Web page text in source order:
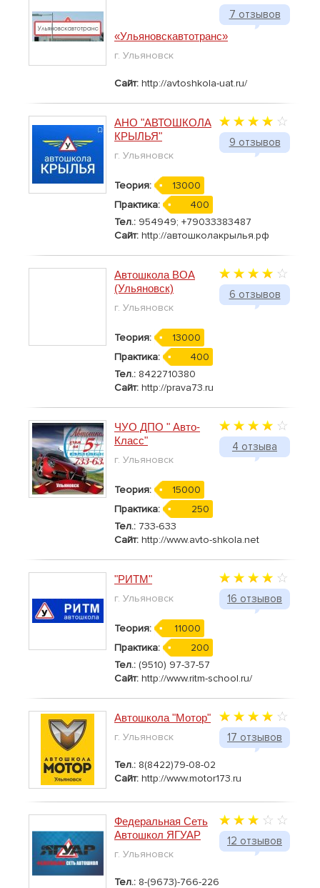
7 отзывов
«Ульяновскавтотранс»
г. Ульяновск
Сайт: http://avtoshkola-uat.ru/
9 отзывов
АНО "АВТОШКОЛА
КРЫЛЬЯ"
г. Ульяновск
Теория:
13000
Практика:
400
Тел.: 954949; +79033383487
Сайт: http://автошколакрылья.рф
6 отзывов
Автошкола ВОА
(Ульяновск)
г. Ульяновск
Теория:
13000
Практика:
400
Тел.: 8422710380
Сайт: http://prava73.ru
4 отзыва
ЧУО ДПО " Авто-
Класс"
г. Ульяновск
Теория:
15000
Практика:
250
Тел.: 733-633
Сайт: http://www.avto-shkola.net
16 отзывов
"РИТМ"
г. Ульяновск
Теория:
11000
Практика:
200
Тел.: (9510) 97-37-57
Сайт: http://www.ritm-school.ru/
17 отзывов
Автошкола "Мотор"
г. Ульяновск
Тел.: 8(8422)79-08-02
Сайт: http://www.motor173.ru
12 отзывов
Федеральная Сеть
Автошкол ЯГУАР
г. Ульяновск
Тел.: 8-(9673)-766-226